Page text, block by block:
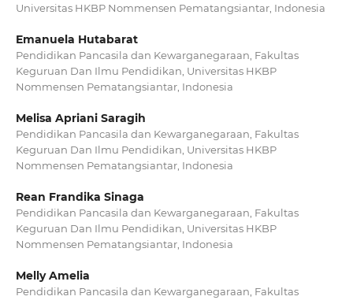
Universitas HKBP Nommensen Pematangsiantar, Indonesia
Emanuela Hutabarat
Pendidikan Pancasila dan Kewarganegaraan, Fakultas
Keguruan Dan Ilmu Pendidikan, Universitas HKBP
Nommensen Pematangsiantar, Indonesia
Melisa Apriani Saragih
Pendidikan Pancasila dan Kewarganegaraan, Fakultas
Keguruan Dan Ilmu Pendidikan, Universitas HKBP
Nommensen Pematangsiantar, Indonesia
Rean Frandika Sinaga
Pendidikan Pancasila dan Kewarganegaraan, Fakultas
Keguruan Dan Ilmu Pendidikan, Universitas HKBP
Nommensen Pematangsiantar, Indonesia
Melly Amelia
Pendidikan Pancasila dan Kewarganegaraan, Fakultas